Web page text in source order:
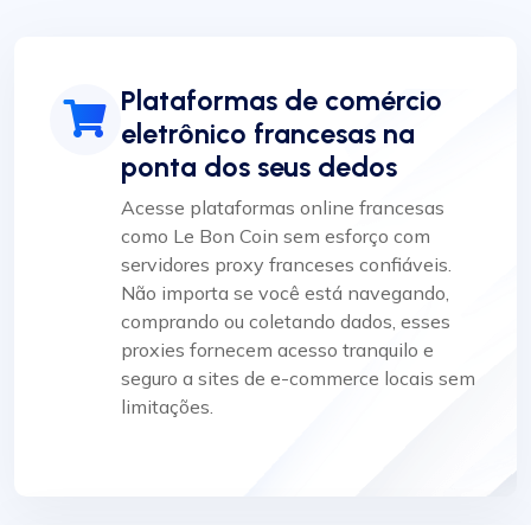
Plataformas de comércio
eletrônico francesas na
ponta dos seus dedos
Acesse plataformas online francesas
como Le Bon Coin sem esforço com
servidores proxy franceses confiáveis.
Não importa se você está navegando,
comprando ou coletando dados, esses
proxies fornecem acesso tranquilo e
seguro a sites de e-commerce locais sem
limitações.